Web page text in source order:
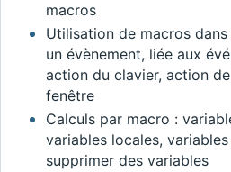
macros
Utilisation de macros
un évènement, liée aux
action du clavier, action
fenêtre
Calculs par macro :
variables locales,
supprimer des variables